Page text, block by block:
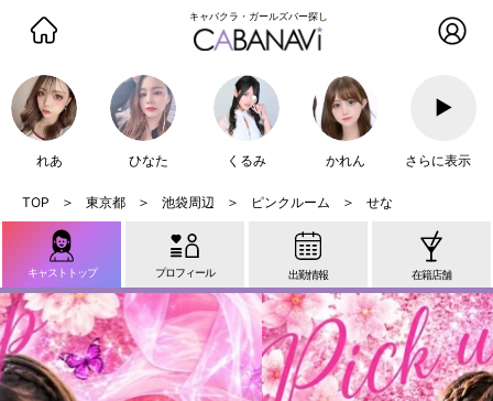
キャバクラ・ガールズバー探し
れあ ひなた くるみ かれん
▶
さらに表示
東京都 池袋周辺 ピンクルーム せな
キャストトップ プロフィール 出勤情報 在籍店舗